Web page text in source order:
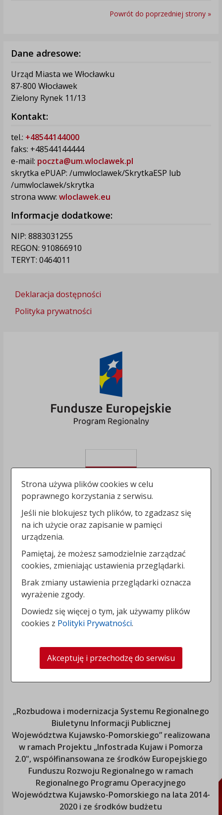
Powrót do poprzedniej strony »
Dane adresowe:
Urząd Miasta we Włocławku
87-800 Włocławek
Zielony Rynek 11/13
Kontakt:
tel.: +48544144000
faks: +48544144444
e-mail: poczta@um.wloclawek.pl
skrytka ePUAP: /umwloclawek/SkrytkaESP lub
/umwloclawek/skrytka
strona www: wloclawek.eu
Informacje dodatkowe:
NIP: 8883031255
REGON: 910866910
TERYT: 0464011
Deklaracja dostępności
Polityka prywatności
„Rozbudowa i modernizacja Systemu Regionalnego
Biuletynu Informacji Publicznej
Województwa Kujawsko-Pomorskiego” realizowana
w ramach Projektu „Infostrada Kujaw i Pomorza
2.0", współfinansowana ze środków Europejskiego
Funduszu Rozwoju Regionalnego w ramach
Regionalnego Programu Operacyjnego
Województwa Kujawsko-Pomorskiego na lata 2014-
2020 i ze środków budżetu
Strona używa plików cookies w celu
poprawnego korzystania z serwisu.
Jeśli nie blokujesz tych plików, to zgadzasz się
na ich użycie oraz zapisanie w pamięci
urządzenia.
Pamiętaj, że możesz samodzielnie zarządzać
cookies, zmieniając ustawienia przeglądarki.
Brak zmiany ustawienia przeglądarki oznacza
wyrażenie zgody.
Dowiedz się więcej o tym, jak używamy plików
cookies z Polityki Prywatności.
Akceptuję i przechodzę do serwisu